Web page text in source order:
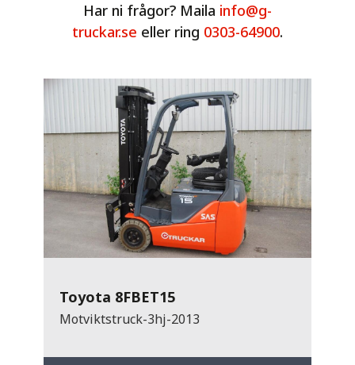
Har ni frågor? Maila info@g-
truckar.se eller ring 0303-64900.
Toyota 8FBET15
Motviktstruck-3hj-2013